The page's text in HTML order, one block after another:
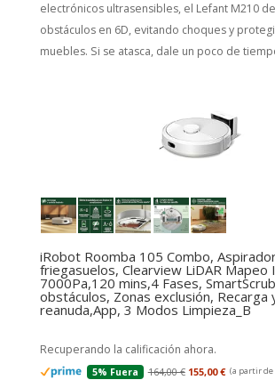
electrónicos ultrasensibles, el Lefant M210
obstáculos en 6D, evitando choques y
muebles. Si se atasca, dale un poco de
iRobot Roomba 105 Combo,
friegasuelos, Clearview LiDAR Mapeo
7000Pa,120 mins,4 Fases,
obstáculos, Zonas exclusión, Recarga
reanuda,App, 3 Modos Limpieza_B
Recuperando la calificación ahora.
5% Fuera 164,00 € 155,00 € (a partir de